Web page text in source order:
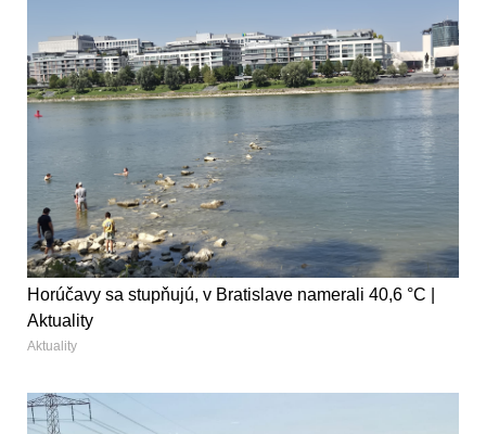
Horúčavy sa stupňujú, v Bratislave namerali 40,6 °C |
Aktuality
Aktuality